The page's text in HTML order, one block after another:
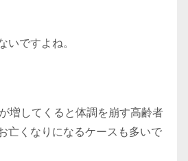
いですよね。
増してくると体調を崩す高齢者
亡くなりになるケースも多いで